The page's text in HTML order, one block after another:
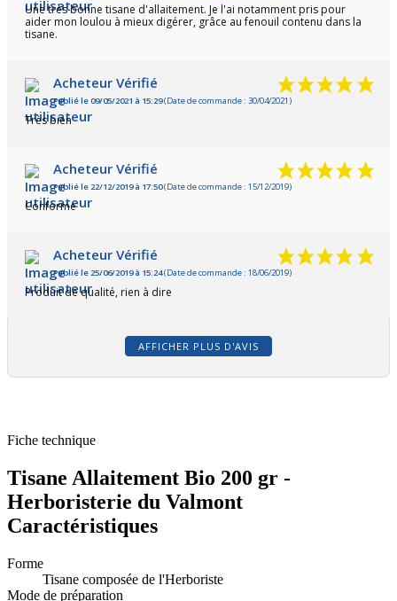
Une très bonne tisane d'allaitement. Je l'ai notamment pris pour
aider mon loulou à mieux digérer, grâce au fenouil contenu dans la
tisane.
Acheteur Vérifié
Publié le 09/05/2021 à 15:29(Date de commande : 30/04/2021)
Très bien
Acheteur Vérifié
Publié le 22/12/2019 à 17:50(Date de commande : 15/12/2019)
Conforme
Acheteur Vérifié
Publié le 25/06/2019 à 15:24(Date de commande : 18/06/2019)
Produit de qualité, rien à dire
AFFICHER PLUS D'AVIS
Fiche technique
Tisane Allaitement Bio 200 gr -
Herboristerie du Valmont
Caractéristiques
Forme
Tisane composée de l'Herboriste
Mode de préparation